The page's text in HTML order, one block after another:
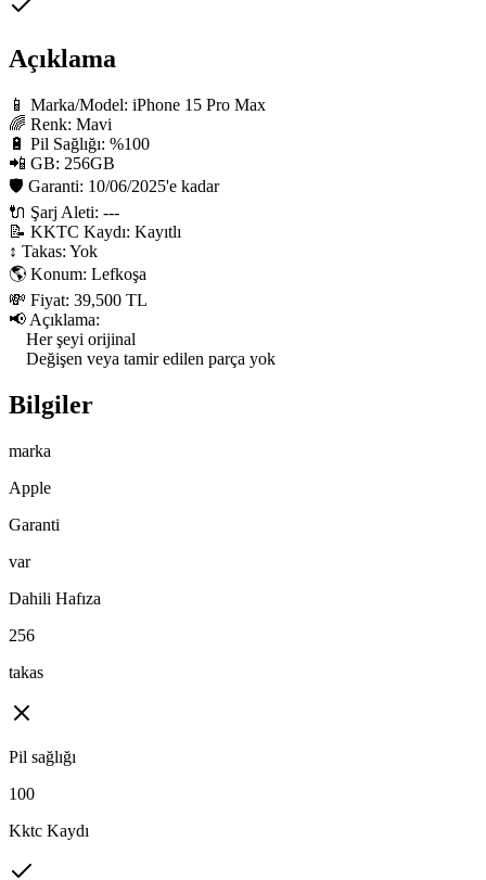
Açıklama
📱 Marka/Model: iPhone 15 Pro Max
🌈 Renk: Mavi
🔋 Pil Sağlığı: %100
📲 GB: 256GB
🛡 Garanti: 10/06/2025'e kadar
🔌 Şarj Aleti: ---
📝 KKTC Kaydı: Kayıtlı
↕️ Takas: Yok
🌎 Konum: Lefkoşa
💸 Fiyat: 39,500 TL
📢 Açıklama:
    Her şeyi orijinal
    Değişen veya tamir edilen parça yok
Bilgiler
marka
Apple
Garanti
var
Dahili Hafıza
256
takas
Pil sağlığı
100
Kktc Kaydı